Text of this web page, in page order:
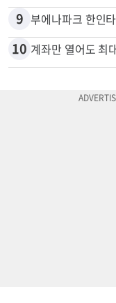
9 부에나파크 한인
10 계좌만 열어도 최